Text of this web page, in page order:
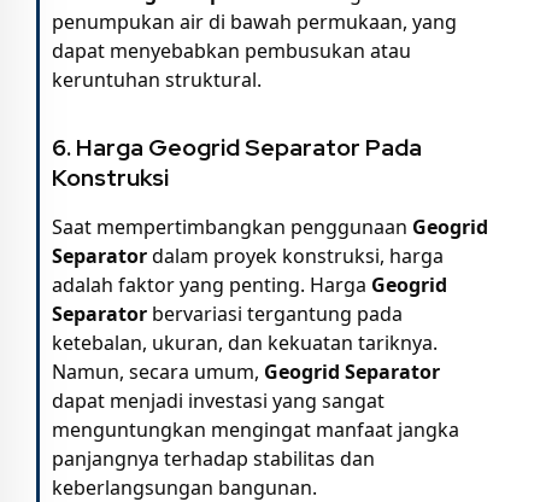
penumpukan air di bawah permukaan, yang
dapat menyebabkan pembusukan atau
keruntuhan struktural.
6. Harga Geogrid Separator Pada
Konstruksi
Saat mempertimbangkan penggunaan Geogrid
Separatordalam proyek konstruksi, harga
adalah faktor yang penting. Harga Geogrid
Separator bervariasi tergantung pada
ketebalan, ukuran, dan kekuatan tariknya.
Namun, secara umum, Geogrid Separator
dapat menjadi investasi yang sangat
menguntungkan mengingat manfaat jangka
panjangnya terhadap stabilitas dan
keberlangsungan bangunan.